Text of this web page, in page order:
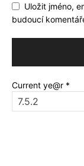
Uložit jméno,
budoucí
Current ye@r *